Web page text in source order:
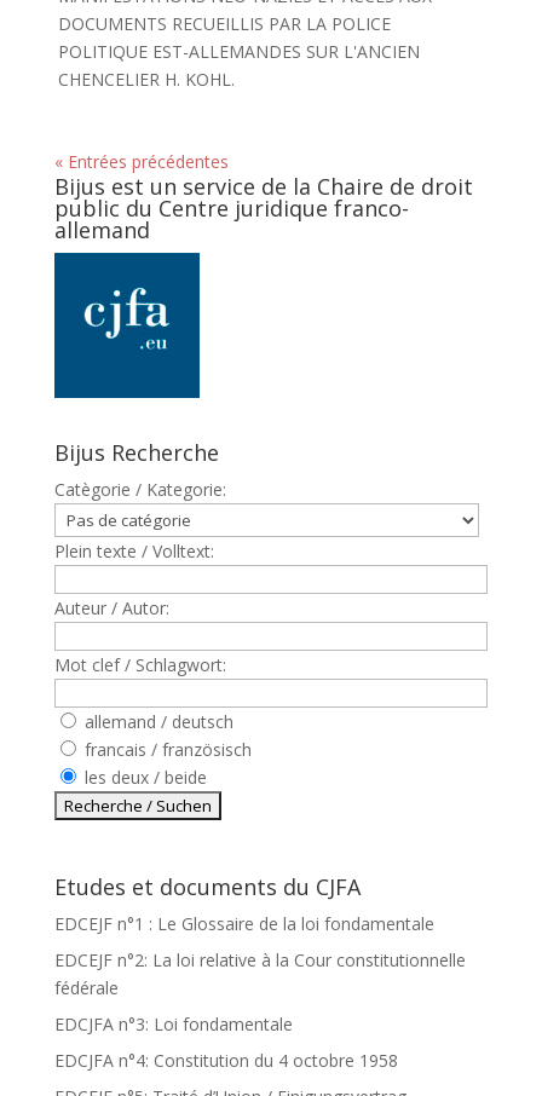
DOCUMENTS RECUEILLIS PAR LA POLICE
POLITIQUE EST-ALLEMANDES SUR L'ANCIEN
CHENCELIER H. KOHL.
« Entrées précédentes
Bijus est un service de la Chaire de droit
public du Centre juridique franco-
allemand
Bijus Recherche
Catègorie / Kategorie:
Plein texte / Volltext:
Auteur / Autor:
Mot clef / Schlagwort:
allemand / deutsch
francais / französisch
les deux / beide
Etudes et documents du CJFA
EDCEJF n°1 : Le Glossaire de la loi fondamentale
EDCEJF n°2: La loi relative à la Cour constitutionnelle
fédérale
EDCJFA n°3: Loi fondamentale
EDCJFA n°4: Constitution du 4 octobre 1958